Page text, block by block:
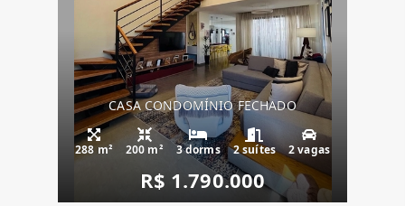
CASA CONDOMÍNIO FECHADO
288 m² 200 m² 3 dorms 2 suítes 2 vagas
R$ 1.790.000